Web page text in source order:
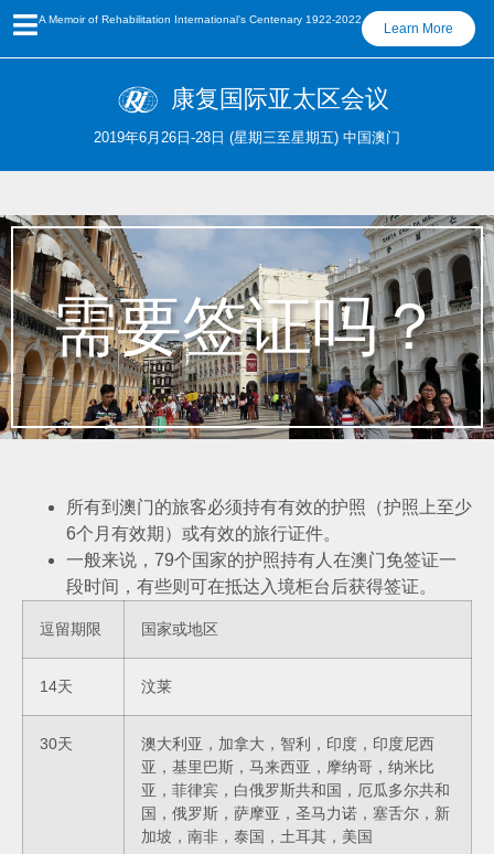
A Memoir of Rehabilitation International’s Centenary 1922-2022
Learn More
康复国际亚太区会议
2019年6月26日-28日 (星期三至星期五) 中国澳门
需要签证吗？
所有到澳门的旅客必须持有有效的护照（护照上至少
6个月有效期）或有效的旅行证件。
一般来说，79个国家的护照持有人在澳门免签证一
段时间，有些则可在抵达入境柜台后获得签证。
逗留期限 国家或地区
14天 汶莱
30天
澳大利亚，加拿大，智利，印度，印度尼西
亚，基里巴斯，马来西亚，摩纳哥，纳米比
亚，菲律宾，白俄罗斯共和国，厄瓜多尔共和
国，俄罗斯，萨摩亚，圣马力诺，塞舌尔，新
加坡，南非，泰国，土耳其，美国